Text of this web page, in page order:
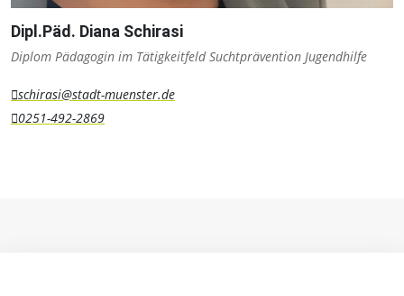
Dipl.Päd. Diana Schirasi
Diplom Pädagogin im Tätigkeitfeld Suchtprävention Jugendhilfe
schirasi@stadt-muenster.de
0251-492-2869